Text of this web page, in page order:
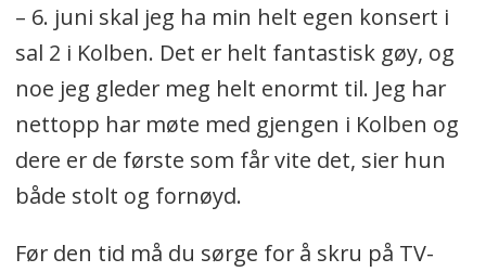
– 6. juni skal jeg ha min helt egen konsert i
sal 2 i Kolben. Det er helt fantastisk gøy, og
noe jeg gleder meg helt enormt til. Jeg har
nettopp har møte med gjengen i Kolben og
dere er de første som får vite det, sier hun
både stolt og fornøyd.
Før den tid må du sørge for å skru på TV-